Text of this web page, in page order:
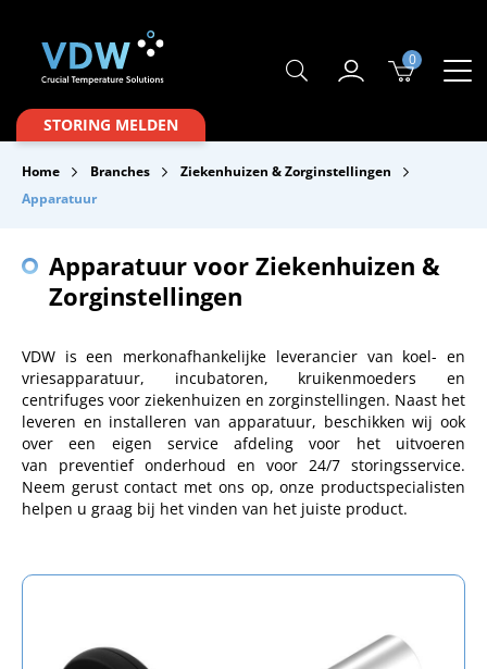
Producten
Branches
Merken
Service & Onderhoud
Downloads
0
STORING MELDEN
Home Branches
Ziekenhuizen & Zorginstellingen
Apparatuur
Apparatuur voor Ziekenhuizen &
Zorginstellingen
VDW is een merkonafhankelijke leverancier van koel- en
vriesapparatuur, incubatoren, kruikenmoeders en
centrifuges voor ziekenhuizen en zorginstellingen. Naast het
leveren en installeren van apparatuur, beschikken wij ook
over een eigen service afdeling voor het uitvoeren
van preventief onderhoud en voor 24/7 storingsservice.
Neem gerust contact met ons op, onze productspecialisten
helpen u graag bij het vinden van het juiste product.